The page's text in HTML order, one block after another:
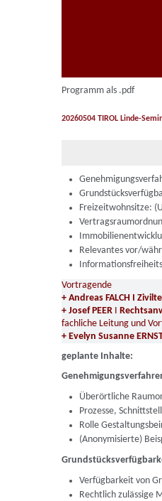
Programm als .pdf
20260504 TIROL Linde-
Freizeitwohnsitze:
Relevantes vor/
Vortragende
+ Andreas FALCH I
+ Josef PEER I
fachliche Leitung und
+ Evelyn Susanne
geplante Inhalte:
Überörtliche
Prozesse,
Rolle
(Anonymisierte)
Verfügbarkeit von
Rechtlich zulässige